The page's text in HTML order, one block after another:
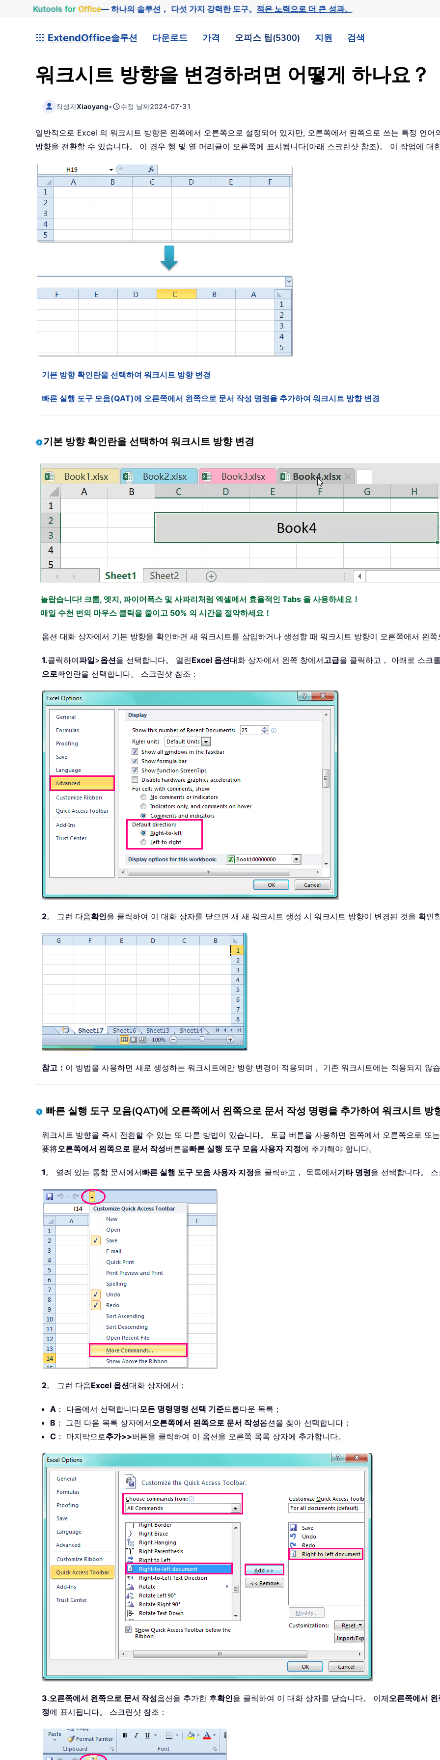
Kutools for Office— 하나의 솔루션， 다섯 가지 강력한 도구。적은 노력으로 더 큰 성과。
ExtendOffice솔루션 다운로드 가격 오피스 팁(5300) 지원 검색
워크시트 방향을 변경하려면 어떻게 하나요？
작성자Xiaoyang• 수정 날짜2024-07-31
일반적으로 Excel 의 워크시트 방향은 왼쪽에서 오른쪽으로 설정되어 있지만, 오른쪽에서 왼쪽으로 쓰는 특정 언
방향을 전환할 수 있습니다。 이 경우 행 및 열 머리글이 오른쪽에 표시됩니다(아래 스크린샷 참조)。 이 작업에 대
기본 방향 확인란을 선택하여 워크시트 방향 변경
빠른 실행 도구 모음(QAT)에 오른쪽에서 왼쪽으로 문서 작성 명령을 추가하여 워크시트 방향 변경
기본 방향 확인란을 선택하여 워크시트 방향 변경
놀랍습니다! 크롬, 엣지, 파이어폭스 및 사파리처럼 엑셀에서 효율적인 Tabs 을 사용하세요！
매일 수천 번의 마우스 클릭을 줄이고 50% 의 시간을 절약하세요！
옵션 대화 상자에서 기본 방향을 확인하면 새 워크시트를 삽입하거나 생성할 때 워크시트 방향이 오른쪽에서 왼
1.클릭하여파일>옵션을 선택합니다。 열린Excel 옵션대화 상자에서 왼쪽 창에서고급을 클릭하고， 아래로 스크
으로확인란을 선택합니다。 스크린샷 참조：
2。 그런 다음확인을 클릭하여 이 대화 상자를 닫으면 새 새 워크시트 생성 시 워크시트 방향이 변경된 것을 확인
참고： 이 방법을 사용하면 새로 생성하는 워크시트에만 방향 변경이 적용되며， 기존 워크시트에는 적용되지 않습
빠른 실행 도구 모음(QAT)에 오른쪽에서 왼쪽으로 문서 작성 명령을 추가하여 워크시트 방
워크시트 방향을 즉시 전환할 수 있는 또 다른 방법이 있습니다。 토글 버튼을 사용하면 왼쪽에서 오른쪽으로 또
要将오른쪽에서 왼쪽으로 문서 작성버튼을빠른 실행 도구 모음 사용자 지정에 추가해야 합니다。
1。 열려 있는 통합 문서에서빠른 실행 도구 모음 사용자 지정을 클릭하고， 목록에서기타 명령을 선택합니다。 스
2。 그런 다음Excel 옵션대화 상자에서；
A ： 다음에서 선택합니다모든 명령명령 선택 기준드롭다운 목록；
B ： 그런 다음 목록 상자에서오른쪽에서 왼쪽으로 문서 작성옵션을 찾아 선택합니다；
C ： 마지막으로추가>>버튼을 클릭하여 이 옵션을 오른쪽 목록 상자에 추가합니다。
3.오른쪽에서 왼쪽으로 문서 작성옵션을 추가한 후확인을 클릭하여 이 대화 상자를 닫습니다。 이제오른쪽에서
정에 표시됩니다。 스크린샷 참조：